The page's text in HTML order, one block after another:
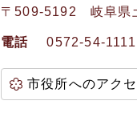
〒509-5192 岐阜県
電話 0572-54-1111
市役所へのアク